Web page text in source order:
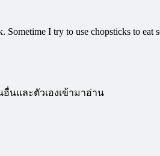
Sometime I try to use chopsticks to eat
อื่นและตัวเองเข้ามาอ่าน